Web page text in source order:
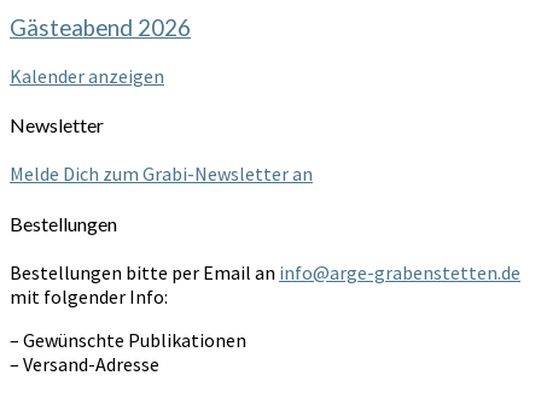
Gästeabend 2026
Kalender anzeigen
Newsletter
Melde Dich zum Grabi-Newsletter an
Bestellungen
Bestellungen bitte per Email an info@arge-grabenstetten.de
mit folgender Info:
– Gewünschte Publikationen
– Versand-Adresse